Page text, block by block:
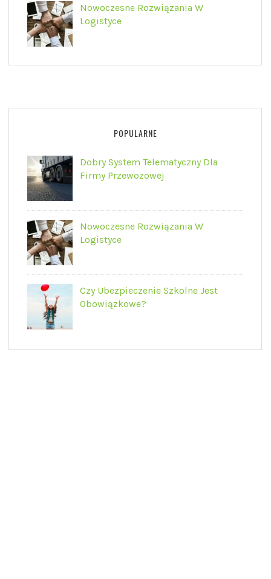
Nowoczesne Rozwiązania W
Logistyce
POPULARNE
Dobry System Telematyczny Dla
Firmy Przewozowej
Nowoczesne Rozwiązania W
Logistyce
Czy Ubezpieczenie Szkolne Jest
Obowiązkowe?